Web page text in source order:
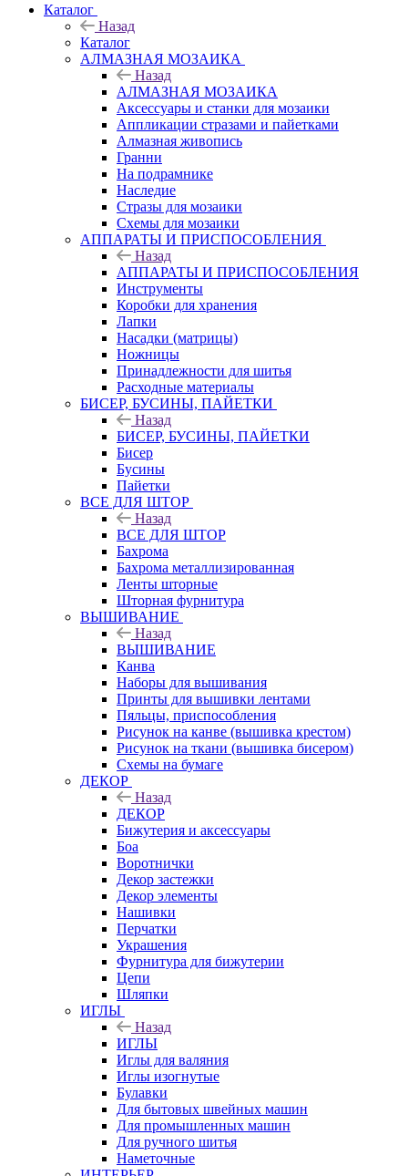
Каталог
Назад
Каталог
АЛМАЗНАЯ МОЗАИКА
Назад
АЛМАЗНАЯ МОЗАИКА
Аксессуары и станки для мозаики
Аппликации стразами и пайетками
Алмазная живопись
Гранни
На подрамнике
Наследие
Стразы для мозаики
Схемы для мозаики
АППАРАТЫ И ПРИСПОСОБЛЕНИЯ
Назад
АППАРАТЫ И ПРИСПОСОБЛЕНИЯ
Инструменты
Коробки для хранения
Лапки
Насадки (матрицы)
Ножницы
Принадлежности для шитья
Расходные материалы
БИСЕР, БУСИНЫ, ПАЙЕТКИ
Назад
БИСЕР, БУСИНЫ, ПАЙЕТКИ
Бисер
Бусины
Пайетки
ВСЕ ДЛЯ ШТОР
Назад
ВСЕ ДЛЯ ШТОР
Бахрома
Бахрома металлизированная
Ленты шторные
Шторная фурнитура
ВЫШИВАНИЕ
Назад
ВЫШИВАНИЕ
Канва
Наборы для вышивания
Принты для вышивки лентами
Пяльцы, приспособления
Рисунок на канве (вышивка крестом)
Рисунок на ткани (вышивка бисером)
Схемы на бумаге
ДЕКОР
Назад
ДЕКОР
Бижутерия и аксессуары
Боа
Воротнички
Декор застежки
Декор элементы
Нашивки
Перчатки
Украшения
Фурнитура для бижутерии
Цепи
Шляпки
ИГЛЫ
Назад
ИГЛЫ
Иглы для валяния
Иглы изогнутые
Булавки
Для бытовых швейных машин
Для промышленных машин
Для ручного шитья
Наметочные